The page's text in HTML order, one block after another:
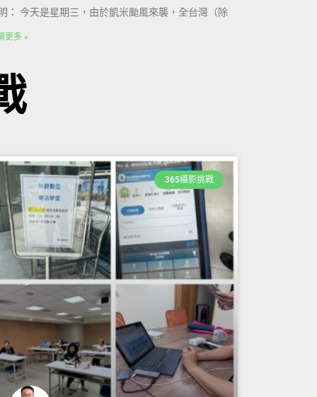
： 今天是星期三，由於凱米颱風來襲，全台灣（除
更多 »
365攝影挑戰